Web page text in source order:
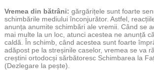
Vremea din bătrâni: gărgărițele sunt foarte
schimbările mediului înconjurător. Astfel,
anunța anumite schimbări ale vremii. Când se
mai multe la un loc, atunci acestea ne anunță
caldă. În schimb, când acestea sunt foarte
adăpost pe la streșinile caselor, vremea se va
creștini ortodocși sărbătoresc Schimbarea la
(Dezlegare la pește).